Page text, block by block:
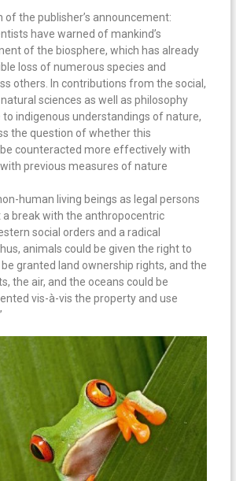
of the publisher’s announcement:
have warned of mankind’s
of the biosphere, which has already
loss of numerous species and
others. In contributions from the social,
sciences as well as philosophy
to indigenous understandings of nature,
the question of whether this
counteracted more effectively with
previous measures of nature
human living beings as legal persons
a break with the anthropocentric
social orders and a radical
animals could be given the right to
granted land ownership rights, and the
the air, and the oceans could be
vis-à-vis the property and use